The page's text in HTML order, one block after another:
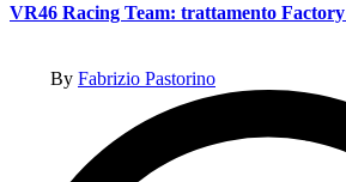
VR46 Racing Team: trattamento
By Fabrizio Pastorino